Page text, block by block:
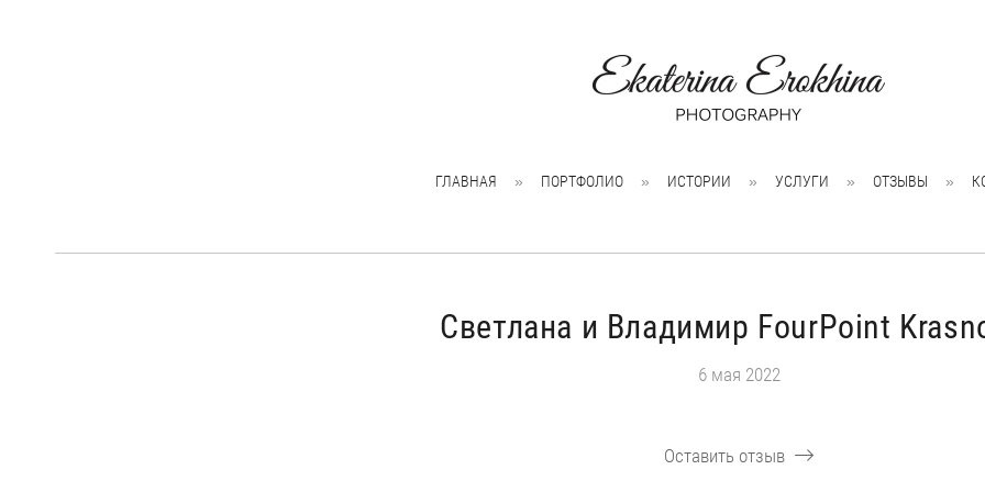
ГЛАВНАЯ ПОРТФОЛИО ИСТОРИИ УСЛУГИ ОТЗЫВЫ
Светлана и Владимир FourPoint
6 мая 2022
Оставить отзыв